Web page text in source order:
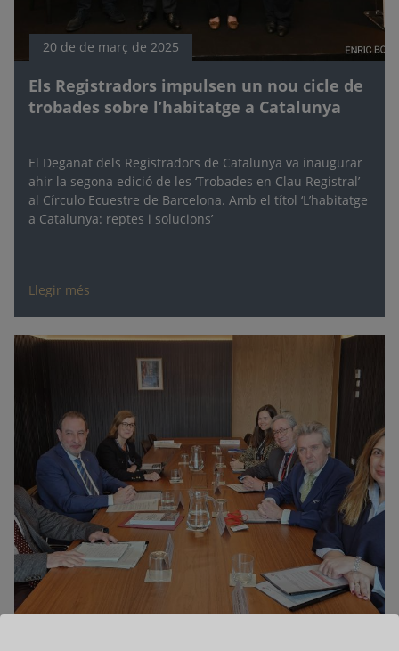
20 de de març de 2025
Els Registradors impulsen un nou cicle de
trobades sobre l’habitatge a Catalunya
El Deganat dels Registradors de Catalunya va inaugurar
ahir la segona edició de les ‘Trobades en Clau Registral’
al Círculo Ecuestre de Barcelona. Amb el títol ‘L’habitatge
a Catalunya: reptes i solucions’
Llegir més